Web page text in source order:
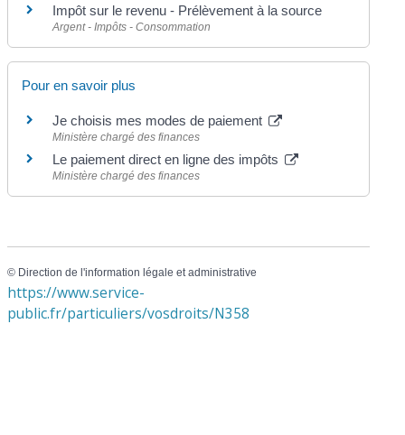
Impôt sur le revenu - Prélèvement à la source
Argent - Impôts - Consommation
Pour en savoir plus
Je choisis mes modes de paiement
Ministère chargé des finances
Le paiement direct en ligne des impôts
Ministère chargé des finances
© Direction de l'information légale et administrative
https://www.service-
public.fr/particuliers/vosdroits/N358